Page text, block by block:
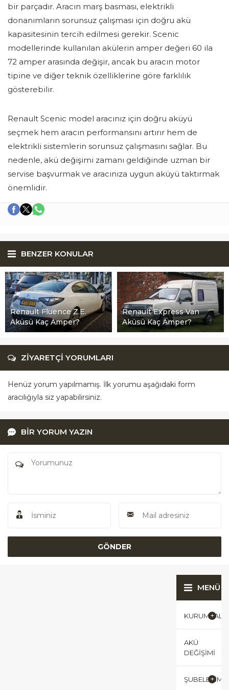
bir parçadır. Aracın marş basması, elektrikli
donanımların sorunsuz çalışması için doğru akü
kapasitesinin tercih edilmesi gerekir. Scenic
modellerinde kullanılan akülerin amper değeri 60 ila
72 amper arasında değişir, ancak bu aracın motor
tipine ve diğer teknik özelliklerine göre farklılık
gösterebilir.
Renault Scenic model aracınız için doğru aküyü
seçmek hem aracın performansını artırır hem de
elektrikli sistemlerin sorunsuz çalışmasını sağlar. Bu
nedenle, akü değişimi zamanı geldiğinde uzman bir
servise başvurmak ve aracınıza uygun aküyü taktırmak
önemlidir.
BENZER KONULAR
Renault Fluence Z.E.
Aküsü Kaç Amper?
Renault Express Van
Aküsü Kaç Amper?
ZİYARETÇİ YORUMLARI
Henüz yorum yapılmamış. İlk yorumu aşağıdaki form
aracılığıyla siz yapabilirsiniz.
BİR YORUM YAZIN
MENÜ
KURUMSAL
AKÜ
DEĞIŞIMI